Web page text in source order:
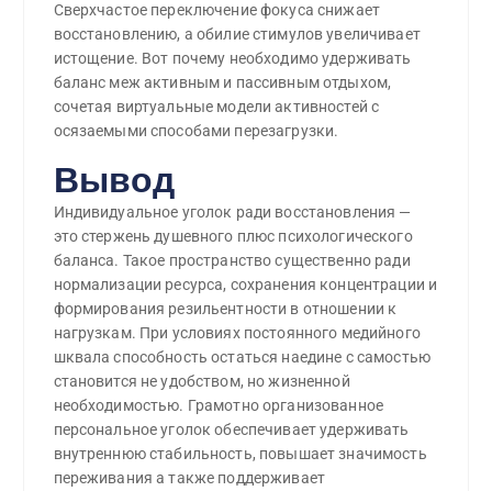
Сверхчастое переключение фокуса снижает
восстановлению, а обилие стимулов увеличивает
истощение. Вот почему необходимо удерживать
баланс меж активным и пассивным отдыхом,
сочетая виртуальные модели активностей с
осязаемыми способами перезагрузки.
Вывод
Индивидуальное уголок ради восстановления —
это стержень душевного плюс психологического
баланса. Такое пространство существенно ради
нормализации ресурса, сохранения концентрации и
формирования резильентности в отношении к
нагрузкам. При условиях постоянного медийного
шквала способность остаться наедине с самостью
становится не удобством, но жизненной
необходимостью. Грамотно организованное
персональное уголок обеспечивает удерживать
внутреннюю стабильность, повышает значимость
переживания а также поддерживает